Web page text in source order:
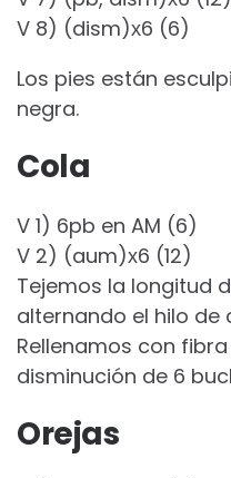
V 8) (dism)х6 (6)
Los pies están
negra.
Cola
V 1) 6pb en AM (6)
V 2) (aum)х6 (12)
Tejemos la longitud
alternando el hilo de
Rellenamos con
disminución de 6
Orejas